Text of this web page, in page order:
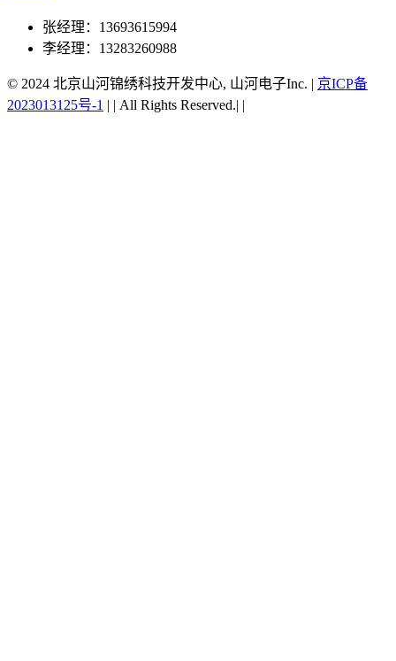
张经理：13693615994
李经理：13283260988
© 2024 北京山河锦绣科技开发中心, 山河电子Inc. | 京ICP备
2023013125号-1 | | All Rights Reserved.| |